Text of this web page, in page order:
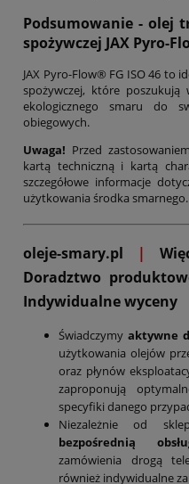
Podsumowanie - olej
spożywczej JAX Pyro-
JAX Pyro-Flow® FG ISO 46 to
spożywczej, które poszukują
ekologicznego smaru do
obiegowych.
Uwaga! Przed
kartą techniczną i kartą
szczegółowe informacje
użytkowania środka smarnego.
oleje-smary.pl |
Doradztwo
Indywidualne wyceny
Świadczymy aktywne
użytkowania olejów
oraz płynów
zaproponują
specyfiki danego
Niezależnie od
bezpośrednią
zamówienia drogą
również indywidualne